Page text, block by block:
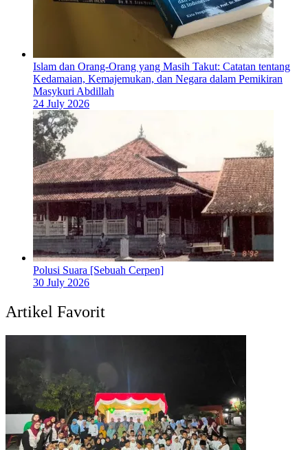
Islam dan Orang-Orang yang Masih Takut: Catatan tentang
Kedamaian, Kemajemukan, dan Negara dalam Pemikiran
Masykuri Abdillah
24 July 2026
Polusi Suara [Sebuah Cerpen]
30 July 2026
Artikel Favorit